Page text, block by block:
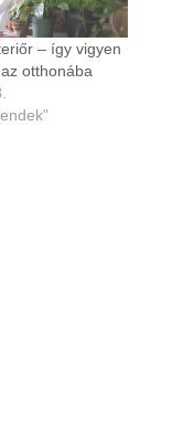
– így vigyen
otthonába